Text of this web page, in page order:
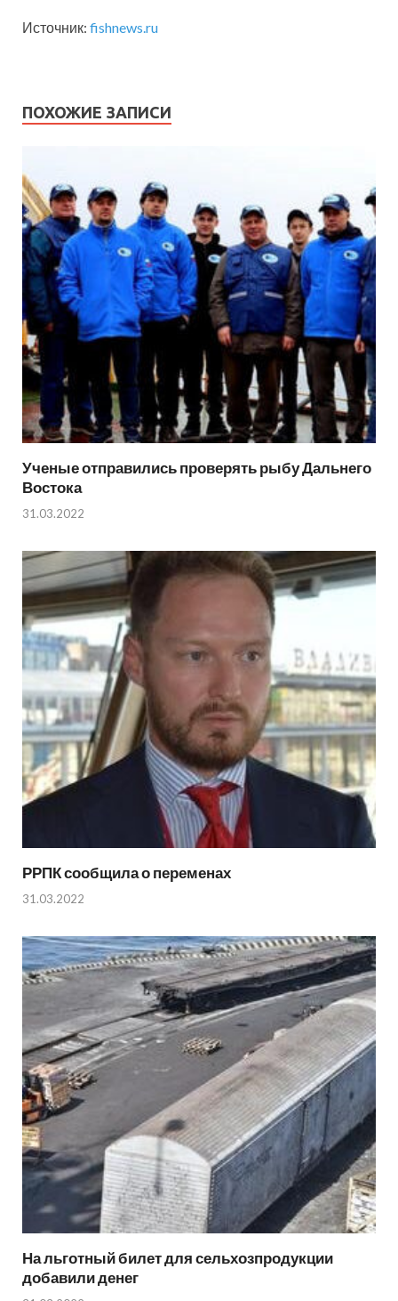
Источник: fishnews.ru
ПОХОЖИЕ ЗАПИСИ
Ученые отправились проверять рыбу Дальнего
Востока
31.03.2022
РРПК сообщила о переменах
31.03.2022
На льготный билет для сельхозпродукции
добавили денег